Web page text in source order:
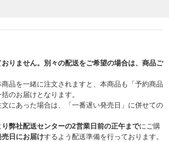
りません。別々の配送をご希望の場合は、商品ご
品を一緒に注文されますと、本商品も「予約商品
のお届けとなります。
にあった場合は、「一番遅い発売日」に併せての
り弊社配送センターの2営業日前の正午までにご購
売日にお届けするよう配送準備を行っております。